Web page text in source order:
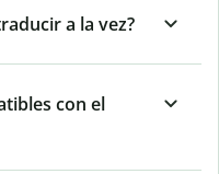
a la vez?
con el